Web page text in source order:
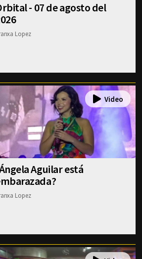
- 07 de agosto del
Lopez
Aguilar está
Lopez